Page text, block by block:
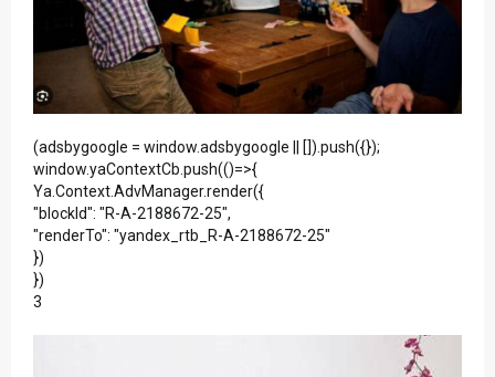
(adsbygoogle = window.adsbygoogle || []).push({});
window.yaContextCb.push(()=>{
Ya.Context.AdvManager.render({
"blockId": "R-A-2188672-25",
"renderTo": "yandex_rtb_R-A-2188672-25"
})
})
3